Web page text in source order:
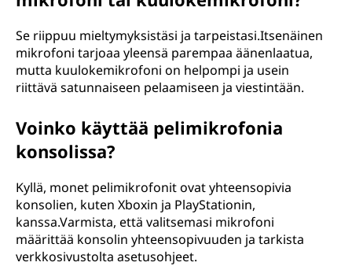
Se riippuu mieltymyksistäsi ja tarpeistasi.Itsenäinen
mikrofoni tarjoaa yleensä parempaa äänenlaatua,
mutta kuulokemikrofoni on helpompi ja usein
riittävä satunnaiseen pelaamiseen ja viestintään.
Voinko käyttää pelimikrofonia
konsolissa?
Kyllä, monet pelimikrofonit ovat yhteensopivia
konsolien, kuten Xboxin ja PlayStationin,
kanssa.Varmista, että valitsemasi mikrofoni
määrittää konsolin yhteensopivuuden ja tarkista
verkkosivustolta asetusohjeet.